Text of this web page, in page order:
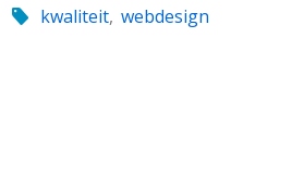
kwaliteit, webdesign